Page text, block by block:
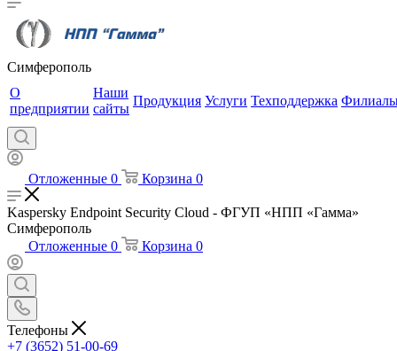
Симферополь
О
предприятии
Наши
сайты
Продукция Услуги Техподдержка
Отложенные 0 Корзина 0
Kaspersky Endpoint Security Cloud - ФГУП «НПП «Гамма»
Симферополь
Отложенные 0 Корзина 0
Телефоны
+7 (3652) 51-00-69